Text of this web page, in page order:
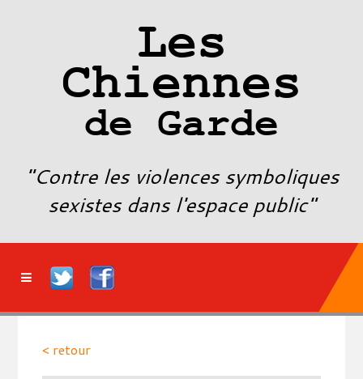
Les
Chiennes
de Garde
"Contre les violences symboliques
sexistes dans l'espace public"
< retour